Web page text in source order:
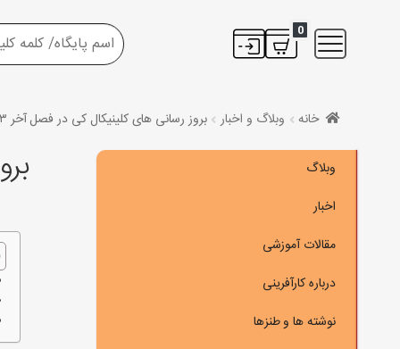
0
خانه وبلاگ و اخبار بروز رسانی های کلینیکال کی در فصل آخر ۲۰۲۳
وبلاگ
اخبار
مقالات آموزشی
درباره کارآفرینی
نوشته ها و طنزها